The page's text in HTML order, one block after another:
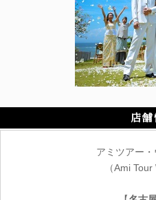
店舗
アミツアー
（Ami Tour